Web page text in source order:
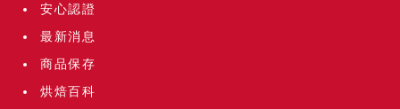
安心認證
最新消息
商品保存
烘焙百科